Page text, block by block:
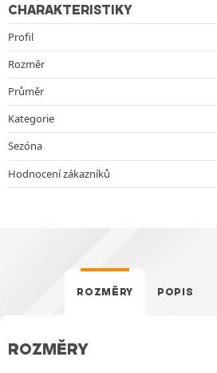
CHARAKTERISTIKY
Profil
Rozměr
Průměr
Kategorie
Sezóna
Hodnocení zákazníků
ROZMĚRY POPIS
ROZMĚRY